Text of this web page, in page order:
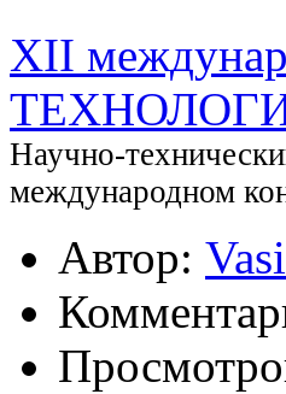
XII
Научно-
международном
Автор: